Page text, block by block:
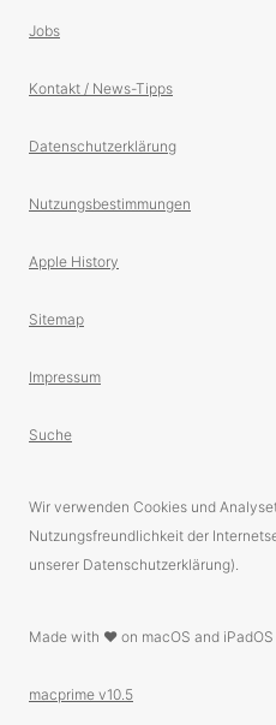
Jobs
Kontakt / News-Tipps
Datenschutzerklärung
Nutzungsbestimmungen
Apple History
Sitemap
Impressum
Suche
Wir verwenden Cookies und
Nutzungsfreundlichkeit der
unserer Datenschutzerklärung).
Made with ❤️ on macOS and
macprime v10.5